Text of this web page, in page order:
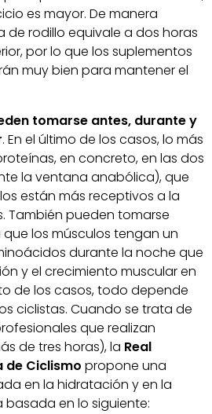
es mayor. De manera
de rodillo equivale a dos horas
por lo que los suplementos
muy bien para mantener el
tomarse antes, durante y
. En el último de los casos, lo más
en concreto, en las dos
la ventana anabólica), que
están más receptivos a la
También pueden tomarse
los músculos tengan un
durante la noche que
y el crecimiento muscular en
de los casos, todo depende
ciclistas. Cuando se trata de
que realizan
de tres horas), la Real
de Ciclismo propone una
en la hidratación y en la
en lo siguiente: